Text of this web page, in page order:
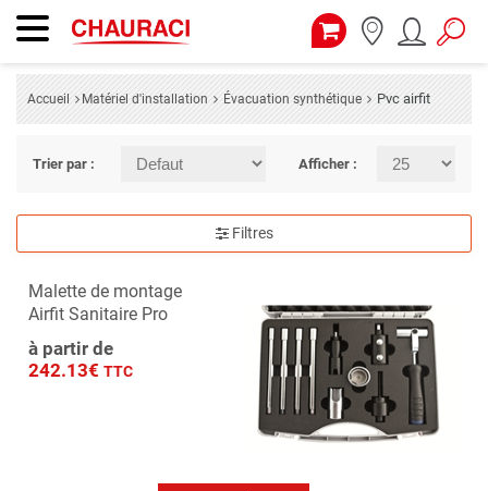
Accueil Matériel d'installation Évacuation synthétique Pvc airfit
Trier par : Afficher :
Filtres
Malette de montage
Airfit Sanitaire Pro
à partir de
242.13€ TTC